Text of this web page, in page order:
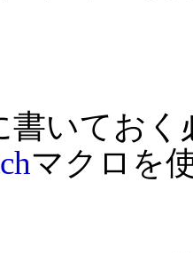
書いてお
マクロを